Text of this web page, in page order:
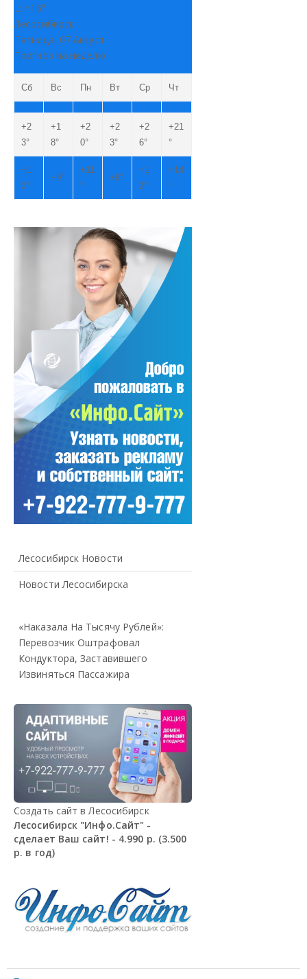
L: +16°
Лесосибирск
Пятница, 07 Август
Прогноз на неделю
Сб Вс Пн Вт Ср Чт
+2
3°
+1
8°
+2
0°
+2
3°
+2
6°
+21
°
+1
3°
+9°
+11
°
+9°
+1
2°
+14
°
Лесосибирск Новости
Новости Лесосибирска
«Наказала На Тысячу Рублей»:
Перевозчик Оштрафовал
Кондуктора, Заставившего
Извиняться Пассажира
Создать сайт в Лесосибирск
Лесосибирск "Инфо.Сайт" -
сделает Ваш сайт! - 4.990 р. (3.500
р. в год)